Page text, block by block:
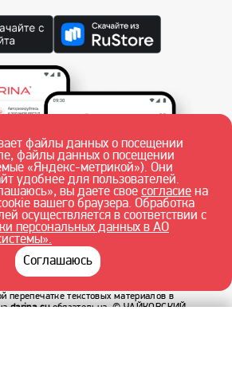
перепечатке текстовых материалов в
darina.suобязательна.© ЧАЙКОВСКИЙ
файлы данных о посещении
файлы данных о посещении
«Яндекс-метрикой»). Они
удобнее для пользователей.
вы даете свое согласие на
вашего браузера. Обработка
осуществляется в соответствии с
персональных данных в АО
Соглашаюсь